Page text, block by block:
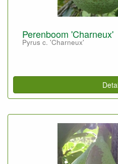
Perenboom 'Charneux'
Pyrus c. 'Charneux'